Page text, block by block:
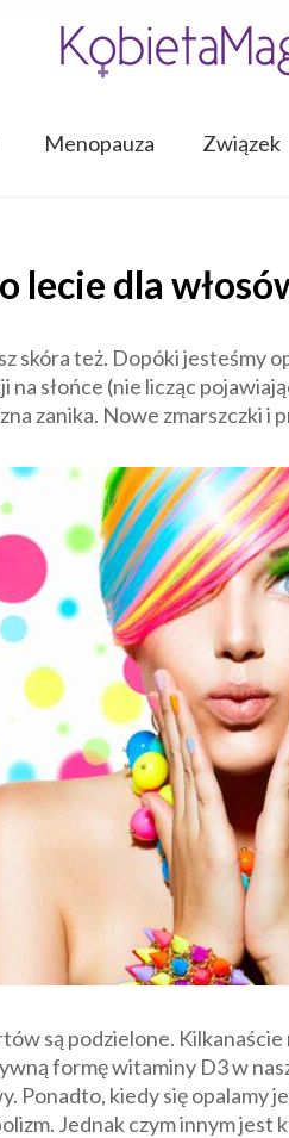
Menopauza Związek
lecie dla
skóra też. Dopóki jesteśmy
słońce (nie licząc
zanika. Nowe zmarszczki
są podzielone.
formę witaminy D3 w
kiedy się opalamy
Jednak czym innym jest